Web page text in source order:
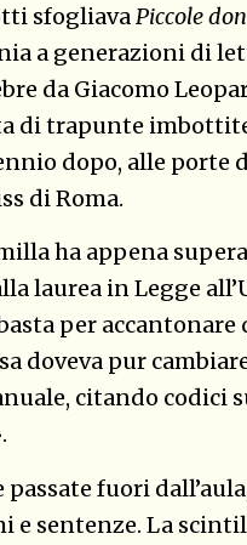
sfogliavaPiccole
a generazioni di
da Giacomo
di trapunte
dopo, alle porte
di Roma.
ha appena
laurea in Legge
per
doveva pur
citando codici
passate fuori
e sentenze. La